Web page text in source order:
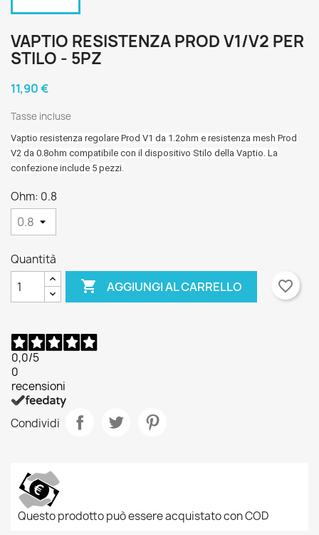
VAPTIO RESISTENZA PROD V1/V2 PER
STILO - 5PZ
11,90 €
Tasse incluse
Vaptio resistenza regolare Prod V1 da 1.2ohm e resistenza mesh Prod
V2 da 0.8ohm compatibile con il dispositivo Stilo della Vaptio. La
confezione include 5 pezzi.
Ohm: 0.8
Quantità
 AGGIUNGI AL CARRELLO favorite_border
0,0/5
0
recensioni
Condividi
Questo prodotto può essere acquistato con COD